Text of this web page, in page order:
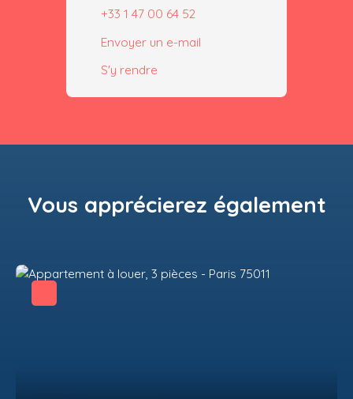
+33 1 47 00 64 52
Envoyer un e-mail
S'y rendre
Vous apprécierez également